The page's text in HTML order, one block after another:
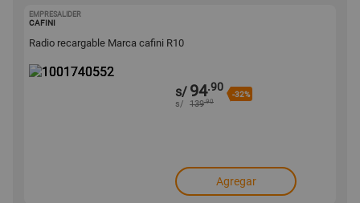
EMPRESALIDER
CAFINI
Radio recargable Marca cafini R10
s/ 94.90
-32%
s/ 139.90
Agregar